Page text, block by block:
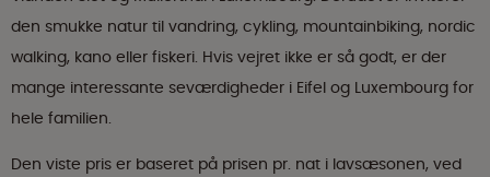
den smukke natur til vandring, cykling, mountainbiking, nordic
walking, kano eller fiskeri. Hvis vejret ikke er så godt, er der
mange interessante seværdigheder i Eifel og Luxembourg for
hele familien.
Den viste pris er baseret på prisen pr. nat i lavsæsonen, ved